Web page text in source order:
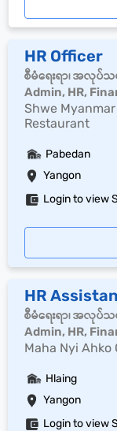
HR Officer
စီမံရေးရာ၊ အလုပ်သ
Admin, HR,
Shwe
Restaurant
Yangon
Pabedan
Login to view
HR
စီမံရေးရာ၊ အလုပ်သ
Admin, HR,
Maha Nyi Ahko
Yangon
Hlaing
Login to view